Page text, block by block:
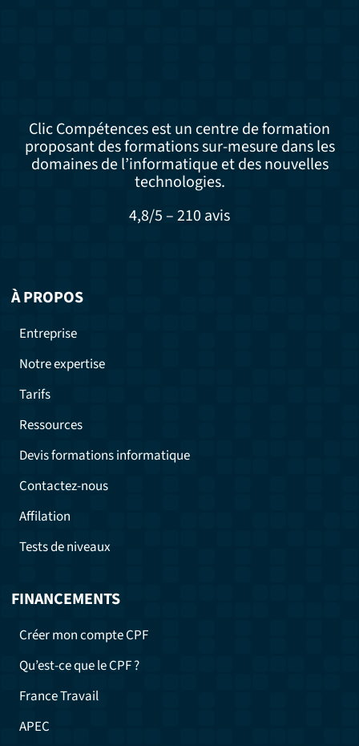
Clic Compétences est un centre de formation
proposant des formations sur-mesure dans les
domaines de l’informatique et des nouvelles
technologies.
4,8/5 – 210 avis
À PROPOS
Entreprise
Notre expertise
Tarifs
Ressources
Devis formations informatique
Contactez-nous
Affilation
Tests de niveaux
FINANCEMENTS
Créer mon compte CPF
Qu’est-ce que le CPF ?
France Travail
APEC